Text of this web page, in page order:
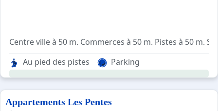
Centre ville à 50 m. Commerces à 50 m. Pistes à 50 m.
Résidence située dans le centre des Coches, au pied
Equipements :
Résidence équipée de garages, d'un ascenseur et de
Parking public gratuit.
Au pied des pistes Parking
Appartements Les Pentes